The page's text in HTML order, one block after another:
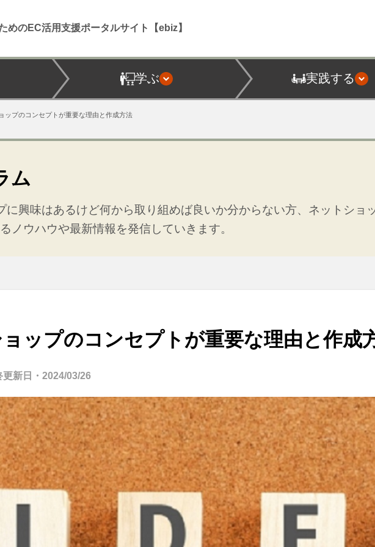
めのEC活用支援ポータルサイト【ebiz】
学ぶ 実践する
ップのコンセプトが重要な理由と作成方法
ム
に興味はあるけど何から取り組めば良いか分からない方、ネットショ
ノウハウや最新情報を発信していきます。
ップのコンセプトが重要な理由と作成
新日・ 2024/03/26